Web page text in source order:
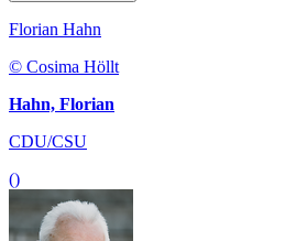
Florian Hahn
© Cosima Höllt
Hahn, Florian
CDU/CSU
()